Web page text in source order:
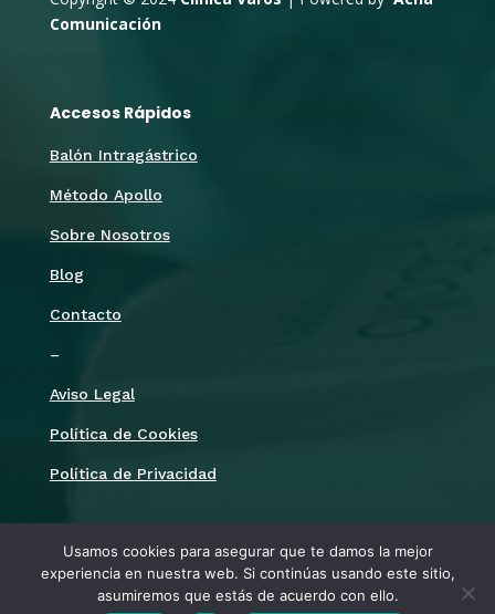
Comunicación
Accesos Rápidos
Balón Intragástrico
Método Apollo
Sobre Nosotros
Blog
Contacto
–
Aviso Legal
Política de Cookies
Política de Privacidad
Usamos cookies para asegurar que te damos la mejor
experiencia en nuestra web. Si continúas usando este sitio,
asumiremos que estás de acuerdo con ello.